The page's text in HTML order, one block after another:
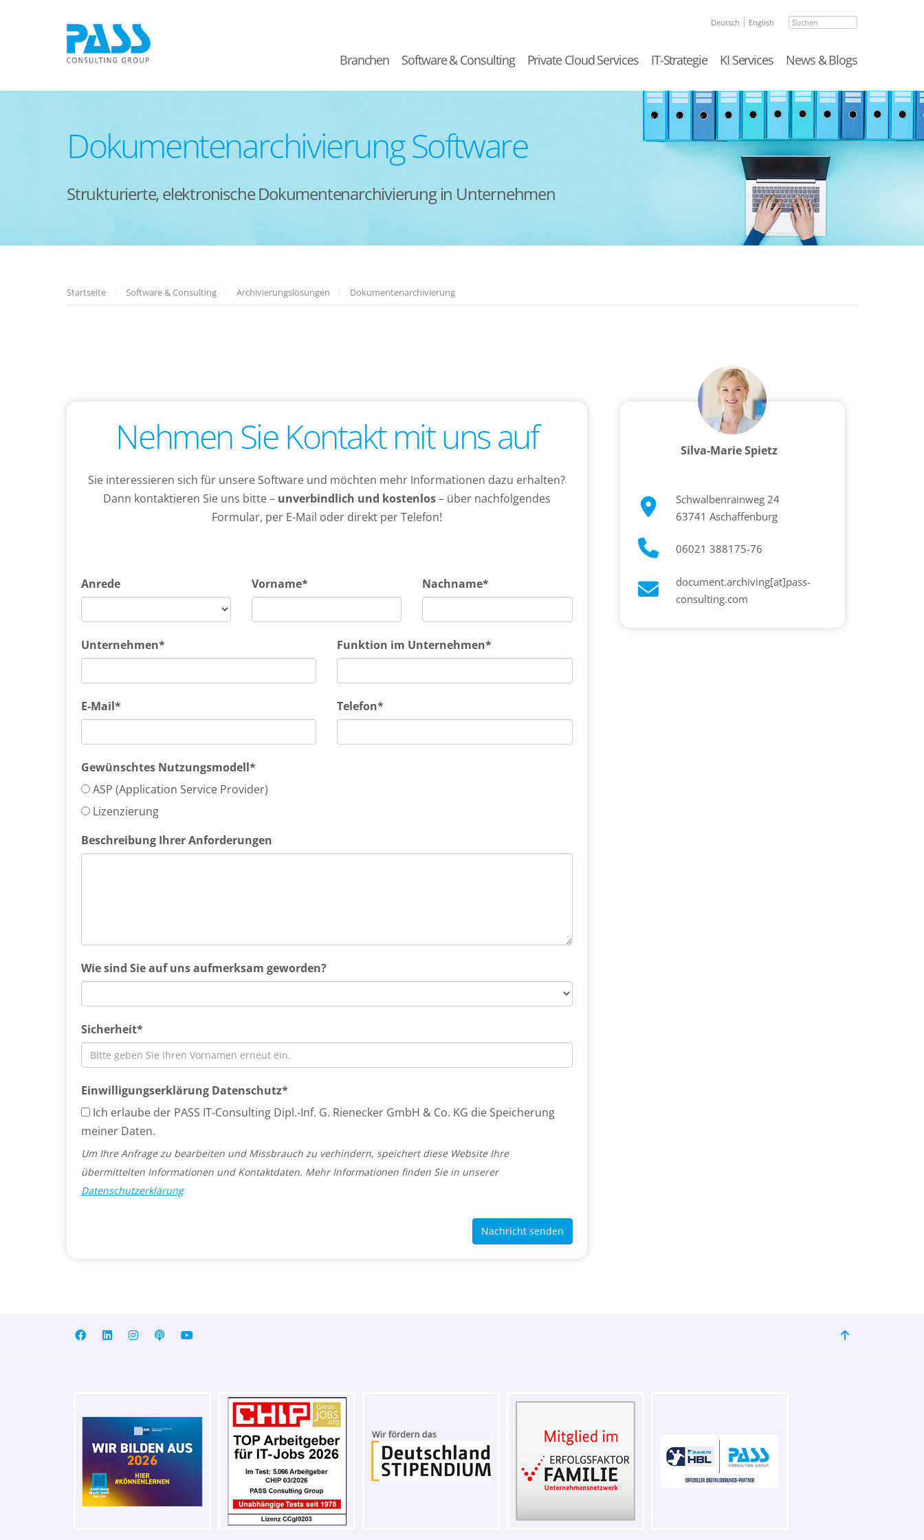
Suchen
Deutsch English
Branchen Software & Consulting Private Cloud Services IT-Strategie KI Services News & Blogs
Dokumentenarchivierung Software
Strukturierte, elektronische Dokumentenarchivierung in Unternehmen
Startseite Software & Consulting Archivierungslösungen Dokumentenarchivierung
Nehmen Sie Kontakt mit uns auf
Sie interessieren sich für unsere Software und möchten mehr Informationen dazu erhalten?
Dann kontaktieren Sie uns bitte – unverbindlich und kostenlos– über nachfolgendes
Formular, per E-Mail oder direkt per Telefon!
Anrede Vorname* Nachname*
Unternehmen* Funktion im Unternehmen*
E-Mail* Telefon*
Gewünschtes Nutzungsmodell*
ASP (Application Service Provider)
Lizenzierung
Beschreibung Ihrer Anforderungen
Wie sind Sie auf uns aufmerksam geworden?
Sicherheit*
Einwilligungserklärung Datenschutz*
Ich erlaube der PASS IT-Consulting Dipl.-Inf. G. Rienecker GmbH & Co. KG die Speicherung
meiner Daten.
Um Ihre Anfrage zu bearbeiten und Missbrauch zu verhindern, speichert diese Website Ihre
übermittelten Informationen und Kontaktdaten. Mehr Informationen finden Sie in unserer
Datenschutzerklärung
Nachricht senden
Silva-Marie Spietz
Schwalbenrainweg 24
63741 Aschaffenburg
06021 388175-76
document.archiving[at]pass-
consulting.com